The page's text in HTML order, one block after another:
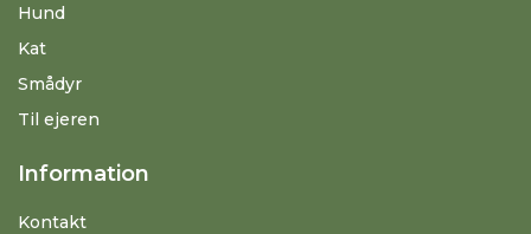
Hund
Kat
Smådyr
Til ejeren
Information
Kontakt